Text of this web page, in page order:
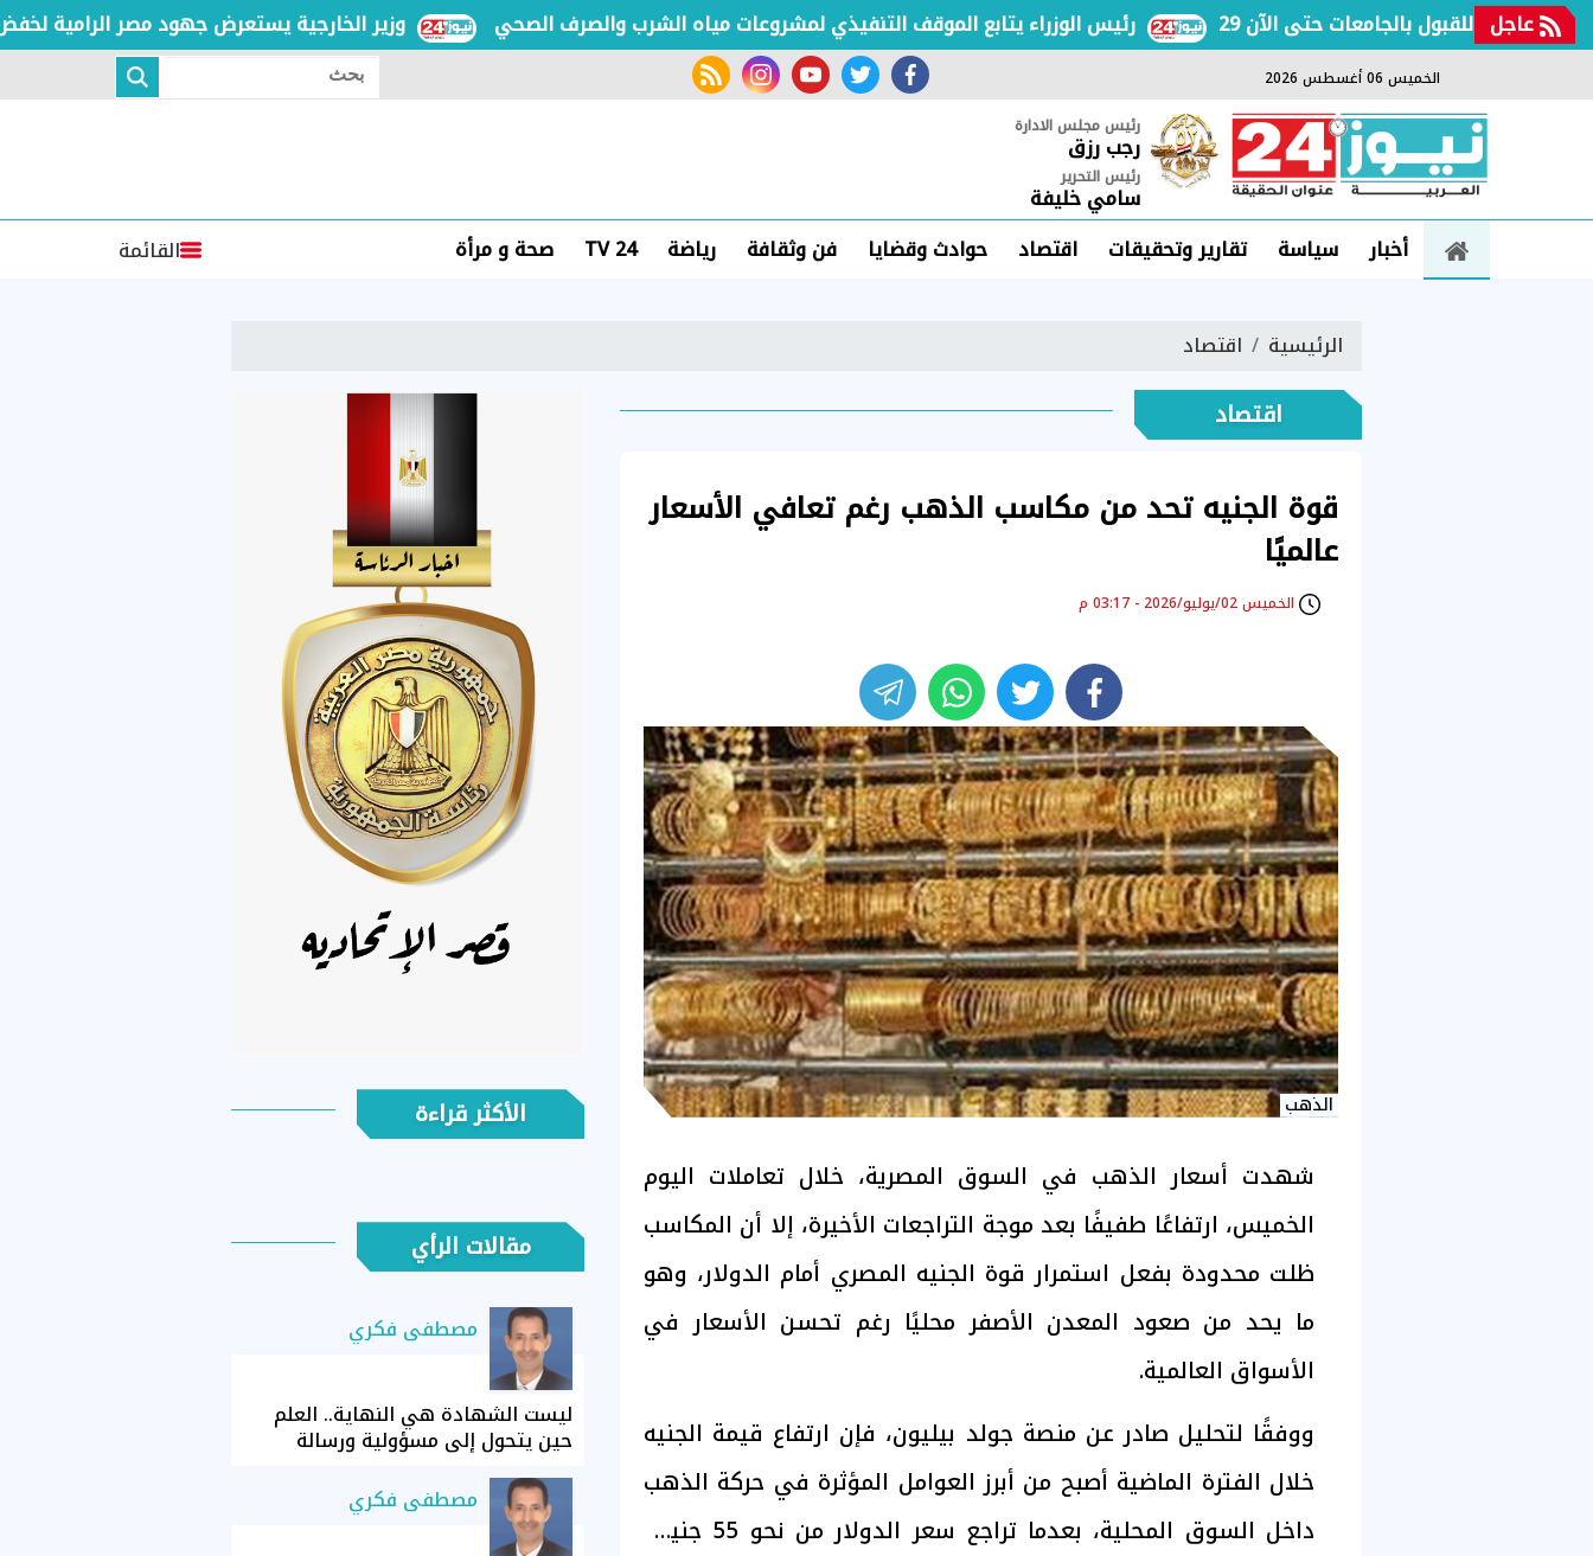
عاجل وزير الخارجية يستعرض جهود مصر الرامية لخفض رئيس الوزراء يتابع الموقف التنفيذي لمشروعات مياه الشرب والصرف الصحي للقبول بالجامعات حتى الآن
الخميس 06 أغسطس 2026 facebook
twitter
youtube
instagram
rss feed
بحث
رئيس مجلس الادارة
رجب رزق
رئيس التحرير
سامي خليفة
أخبار
سياسة تقارير وتحقيقات اقتصاد حوادث وقضايا فن وثقافة رياضة TV 24 صحة و مرأة القائمة
الرئيسية اقتصاد
اقتصاد
قوة الجنيه تحد من مكاسب الذهب رغم تعافي الأسعار
عالميًا
الخميس 02/يوليو/2026 - 03:17 م
الذهب
شهدت أسعار الذهب في السوق المصرية، خلال تعاملات اليوم
الخميس، ارتفاعًا طفيفًا بعد موجة التراجعات الأخيرة، إلا أن المكاسب
ظلت محدودة بفعل استمرار قوة الجنيه المصري أمام الدولار، وهو
ما يحد من صعود المعدن الأصفر محليًا رغم تحسن الأسعار في
الأسواق العالمية.
ووفقًا لتحليل صادر عن منصة جولد بيليون، فإن ارتفاع قيمة الجنيه
خلال الفترة الماضية أصبح من أبرز العوامل المؤثرة في حركة الذهب
داخل السوق المحلية، بعدما تراجع سعر الدولار من نحو 55 جنيهًا
الأكثر قراءة
مقالات الرأي
مصطفى فكري
ليست الشهادة هي النهاية.. العلم
حين يتحول إلى مسؤولية ورسالة
مصطفى فكري